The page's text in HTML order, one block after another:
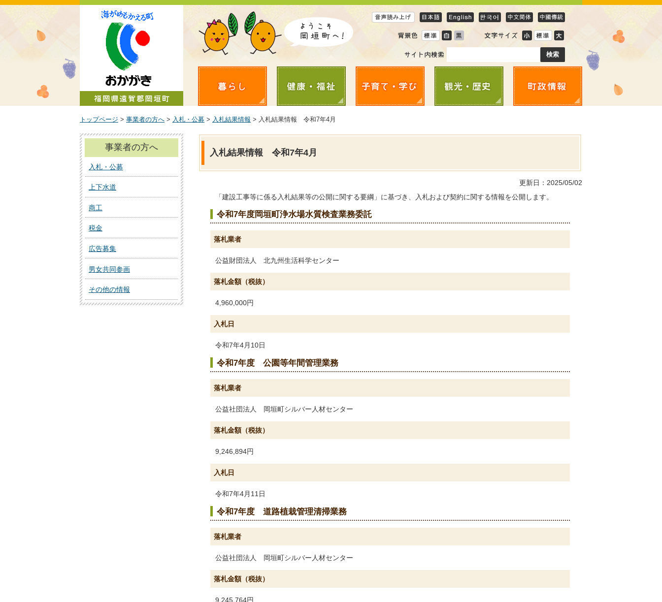
トップページ > 事業者の方へ > 入札・公募 > 入札結果情報 > 入札結果情報 令和7年4月
入札結果情報 令和7年4月
更新日：2025/05/02
「建設工事等に係る入札結果等の公開に関する要綱」に基づき、入札および契約に関する情報を公開します。
令和7年度岡垣町浄水場水質検査業務委託
落札業者
公益財団法人 北九州生活科学センター
落札金額（税抜）
4,960,000円
入札日
令和7年4月10日
令和7年度 公園等年間管理業務
落札業者
公益社団法人 岡垣町シルバー人材センター
落札金額（税抜）
9,246,894円
入札日
令和7年4月11日
令和7年度 道路植栽管理清掃業務
落札業者
公益社団法人 岡垣町シルバー人材センター
落札金額（税抜）
9,245,764円
事業者の方へ
入札・公募
上下水道
商工
税金
広告募集
男女共同参画
その他の情報